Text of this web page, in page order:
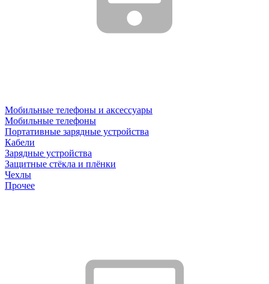
Мобильные телефоны и аксессуары
Мобильные телефоны
Портативные зарядные устройства
Кабели
Зарядные устройства
Защитные стёкла и плёнки
Чехлы
Прочее